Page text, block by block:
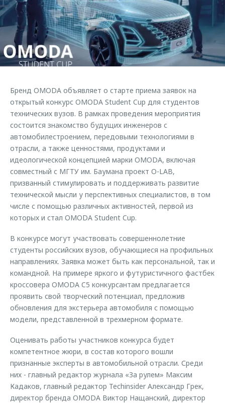
Страхование
Кредитный калькулятор
Аксессуары
Одежда и сувениры
Запчасти
Трейд-ин
Калькулятор трейд-ин
Руководства по эксплуатации
Клиентская поддержка
O&J Автоклуб
Клуб владельцев OMODA
Аксессуары
Одежда и сувениры
Оригинальные аксессуары
Запчасти
Обратная связь
Бренд OMODA объявляет о старте приема заявок на
открытый конкурс OMODA Student Cup для студентов
технических вузов. В рамках проведения мероприятия
состоится знакомство будущих инженеров с
автомобилестроением, передовыми технологиями в
отрасли, а также ценностями, продуктами и
идеологической концепцией марки OMODA, включая
совместный с МГТУ им. Баумана проект O-LAB,
призванный стимулировать и поддерживать развитие
технической мысли у перспективных специалистов, в том
числе с помощью различных активностей, первой из
которых и стал OMODA Student Cup.
В конкурсе могут участвовать совершеннолетние
студенты российских вузов, обучающиеся на профильных
направлениях. Заявка может быть как персональной, так и
командной. На примере яркого и футуристичного фастбек
кроссовера OMODA C5 конкурсантам предлагается
проявить свой творческий потенциал, предложив
обновления для экстерьера автомобиля с помощью
модели, представленной в трехмерном формате.
Оценивать работы участников конкурса будет
компетентное жюри, в состав которого вошли
признанные эксперты в автомобильной отрасли. Среди
них - главный редактор журнала «За рулем» Максим
Кадаков, главный редактор Techinsider Александр Грек,
директор бренда OMODA Виктор Нащанский, директор